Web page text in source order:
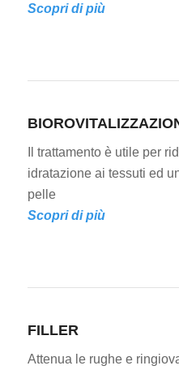
Scopri di più
Il trattamento è utile per
idratazione ai tessuti ed
pelle
Scopri di più
FILLER
Attenua le rughe e